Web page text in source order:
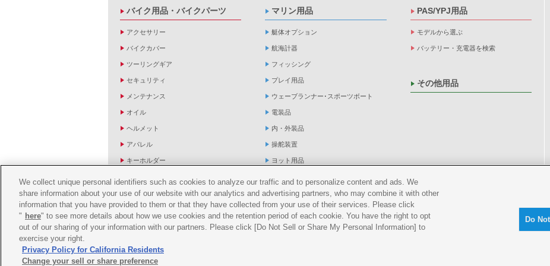
バイク用品・バイクパーツ
アクセサリー
バイクカバー
ツーリングギア
セキュリティ
メンテナンス
オイル
ヘルメット
アパレル
キーホルダー
バイク雑貨
YZF R1/R6レーシングキットパーツ
マリン用品
艇体オプション
航海計器
フィッシング
プレイ用品
ウェーブランナー･スポーツボート
電装品
内・外装品
操舵装置
ヨット用品
救命品・検査品
メンテナンス
アパレル
PAS/YPJ用品
モデルから選ぶ
バッテリー・充電器を検索
その他用品
We collect unique personal identifiers such as cookies to analyze our traffic and to personalize content and ads. We
share information about your use of our website with our analytics and advertising partners, who may combine it with other
information that you have provided to them or that they have collected from your use of their services. Please click
" here" to see more details about how we use cookies and the retention period of each cookie. You have the right to opt
out of our sharing of your information with our partners. Please click [Do Not Sell or Share My Personal Information] to
exercise your right.
Privacy Policy for California Residents
Change your sell or share preference
Do